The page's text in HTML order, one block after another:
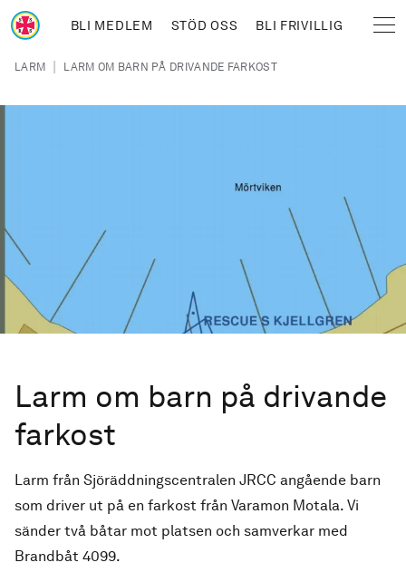
Hoppa till huvudinnehåll
BLI MEDLEM STÖD OSS BLI FRIVILLIG
Länkstig
LARM | LARM OM BARN PÅ DRIVANDE FARKOST
Larm om barn på drivande
farkost
Larm från Sjöräddningscentralen JRCC angående barn
som driver ut på en farkost från Varamon Motala. Vi
sänder två båtar mot platsen och samverkar med
Brandbåt 4099.